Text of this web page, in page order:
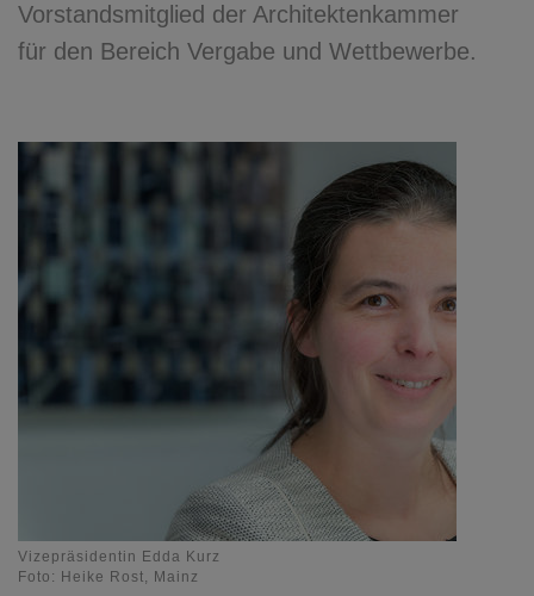
Vorstandsmitglied der Architektenkammer
für den Bereich Vergabe und Wettbewerbe.
Vizepräsidentin Edda Kurz
Foto: Heike Rost, Mainz